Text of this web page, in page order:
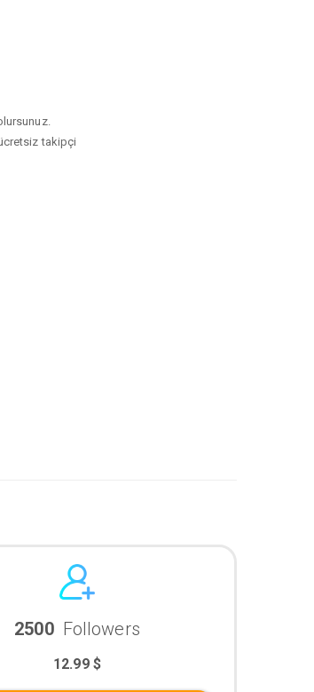
takipçi
2500 Followers
12.99 $